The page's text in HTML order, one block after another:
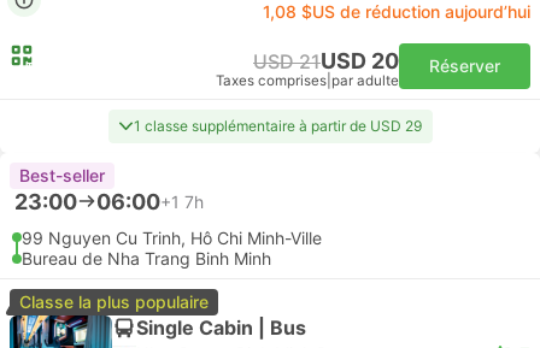
1,08 $US de réduction aujourd’hui
USD 21USD 20
Taxes comprises par adulte
Réserver
1 classe supplémentaire à partir de USD 29
Best-seller
23:00 06:00+1 7h
99 Nguyen Cu Trinh, Hô Chi Minh-Ville
Bureau de Nha Trang Binh Minh
Classe la plus populaire
Single Cabin | Bus